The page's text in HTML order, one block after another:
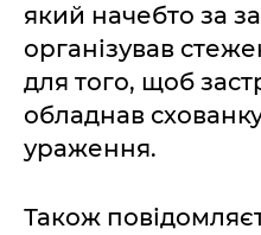
який начебто за
організував
для того, щоб
обладнав
ураження.
Також